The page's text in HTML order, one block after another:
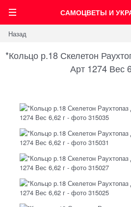
САМОЦВЕТЫ И
Назад
*Кольцо р.18 Скелетон
Арт 1274 Вес